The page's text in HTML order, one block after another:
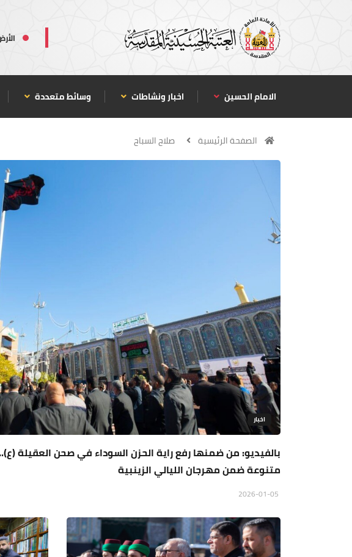
الامام الحسين اخبار ونشاطات وسائط متعددة
الصفحة الرئيسية صلاح السباح
اخبار
بالفيديو: من ضمنها رفع راية الحزن السوداء في صحن العقيلة
متنوعة ضمن مهرجان الليالي الزينبية